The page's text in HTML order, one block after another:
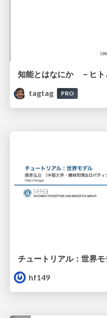
知能とはなにか －ヒト
tagtag
PRO
チュートリアル：世界モ
hf149